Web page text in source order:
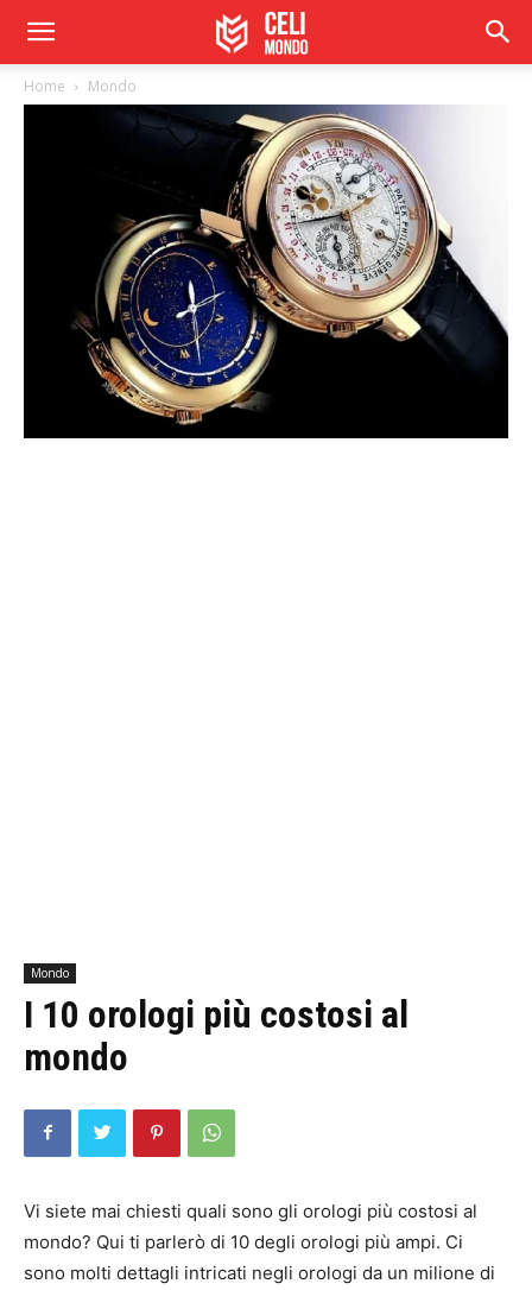
Home Mondo
Mondo
I 10 orologi più costosi al
mondo
Vi siete mai chiesti quali sono gli orologi più costosi al
mondo? Qui ti parlerò di 10 degli orologi più ampi. Ci
sono molti dettagli intricati negli orologi da un milione di